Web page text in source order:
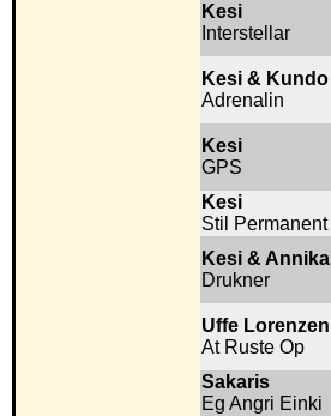
Kesi
Interstellar
Kesi & Kundo
Adrenalin
Kesi
GPS
Kesi
Stil Permanent
Kesi & Annika
Drukner
Uffe Lorenzen
At Ruste Op
Sakaris
Eg Angri Einki